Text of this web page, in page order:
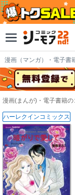
漫画（マンガ）・電子書
漫画(まんが)・電子書籍
ハーレクインコミックス